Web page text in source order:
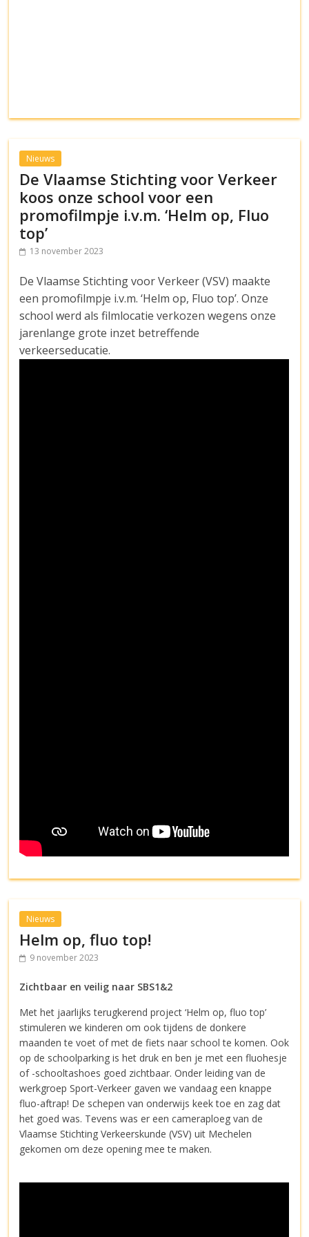
Nieuws
De Vlaamse Stichting voor Verkeer
koos onze school voor een
promofilmpje i.v.m. ‘Helm op, Fluo
top’
13 november 2023
De Vlaamse Stichting voor Verkeer (VSV) maakte
een promofilmpje i.v.m. ‘Helm op, Fluo top’. Onze
school werd als filmlocatie verkozen wegens onze
jarenlange grote inzet betreffende
verkeerseducatie.
Nieuws
Helm op, fluo top!
9 november 2023
Zichtbaar en veilig naar SBS1&2
Met het jaarlijks terugkerend project ‘Helm op, fluo top’
stimuleren we kinderen om ook tijdens de donkere
maanden te voet of met de fiets naar school te komen. Ook
op de schoolparking is het druk en ben je met een fluohesje
of -schooltashoes goed zichtbaar. Onder leiding van de
werkgroep Sport-Verkeer gaven we vandaag een knappe
fluo-aftrap! De schepen van onderwijs keek toe en zag dat
het goed was. Tevens was er een cameraploeg van de
Vlaamse Stichting Verkeerskunde (VSV) uit Mechelen
gekomen om deze opening mee te maken.